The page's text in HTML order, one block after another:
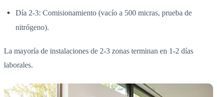
Día 2-3: Comisionamiento (vacío a 500 micras, prueba de
nitrógeno).
La mayoría de instalaciones de 2-3 zonas terminan en 1-2 días
laborales.